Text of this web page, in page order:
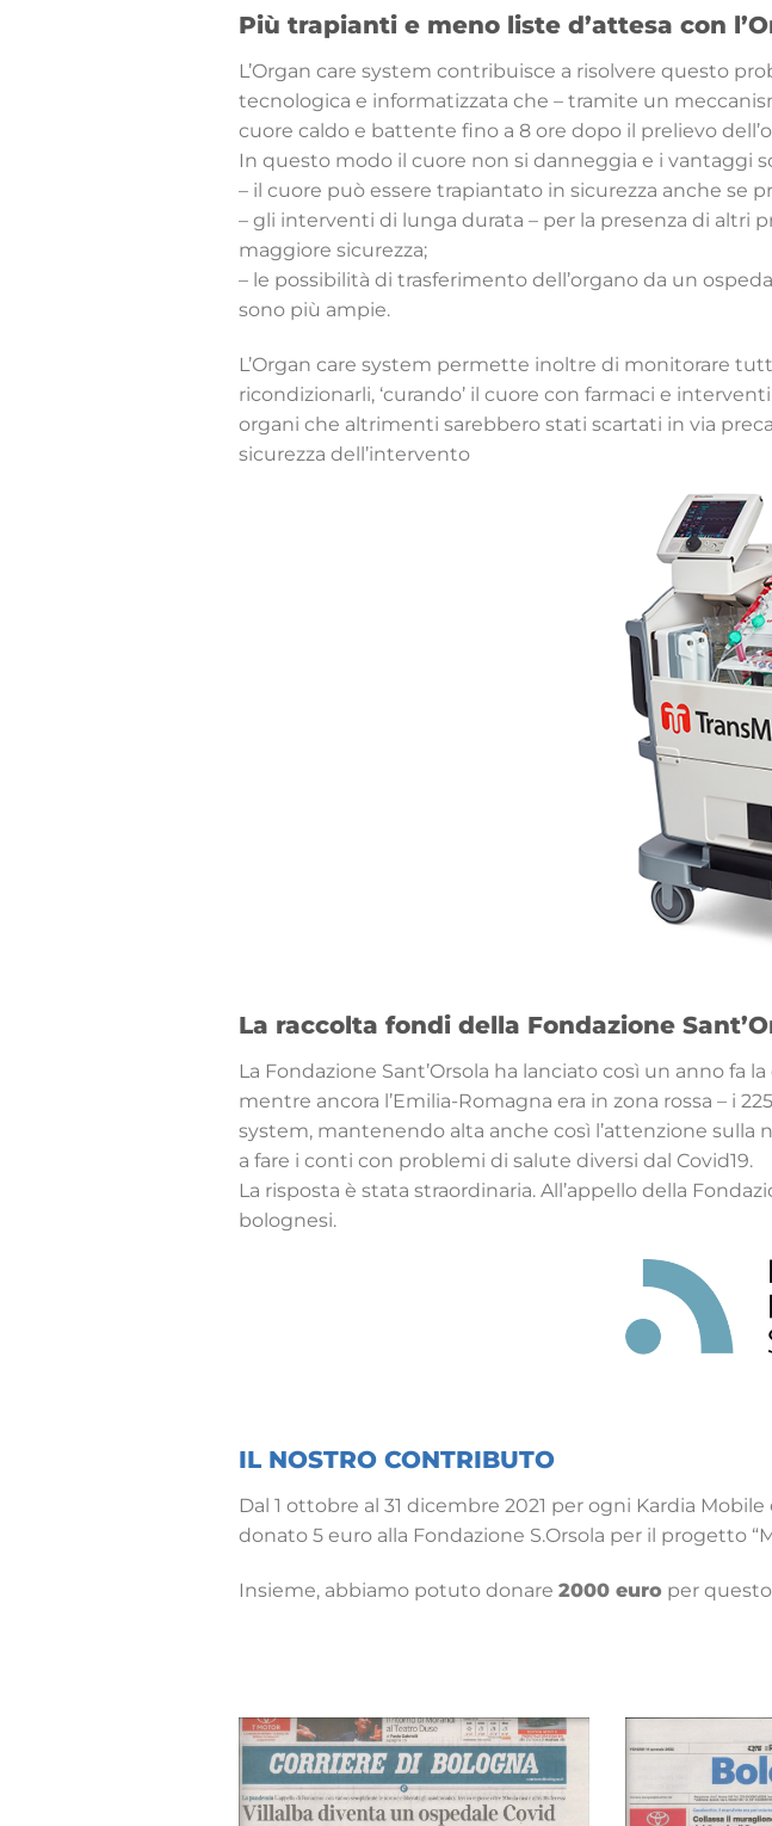
Più trapianti e meno liste d’attesa con
L’Organ care system contribuisce a risolvere questo
tecnologica e informatizzata che – tramite un
cuore caldo e battente fino a 8 ore dopo il prelievo
In questo modo il cuore non si danneggia e i vantaggi
– il cuore può essere trapiantato in sicurezza anche se
– gli interventi di lunga durata – per la presenza di altri
maggiore sicurezza;
– le possibilità di trasferimento dell’organo da un
sono più ampie.
L’Organ care system permette inoltre di monitorare
ricondizionarli, ‘curando’ il cuore con farmaci e
organi che altrimenti sarebbero stati scartati in via
sicurezza dell’intervento
La raccolta fondi della Fondazione
La Fondazione Sant’Orsola ha lanciato così un anno fa
mentre ancora l’Emilia-Romagna era in zona rossa – i
system, mantenendo alta anche così l’attenzione sulla
a fare i conti con problemi di salute diversi dal Covid19.
La risposta è stata straordinaria. All’appello della
bolognesi.
IL NOSTRO CONTRIBUTO
Dal 1 ottobre al 31 dicembre 2021 per ogni Kardia
donato 5 euro alla Fondazione S.Orsola per il progetto
Insieme, abbiamo potuto donare 2000 europer